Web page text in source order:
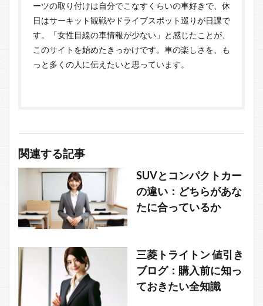
ーツの取り付けは自分でこなすくらいの車好きで、休
日はサーキット観戦やドライブスポット巡りが日課で
す。「女性目線の車情報が少ない」と感じたことが、
このサイトを始めたきっかけです。車の楽しさを、も
っと多くの人に伝えたいと思っています。
関連する記事
SUVとコンパクトカー
の違い：どちらがあな
たに合っているか
三菱トライトン 値引き
ブログ：購入前に知っ
ておきたい全知識